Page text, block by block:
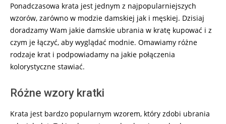
Ponadczasowa krata jest jednym z najpopularniejszych
wzorów, zarówno w modzie damskiej jak i męskiej. Dzisiaj
doradzamy Wam jakie damskie ubrania w kratę kupować i z
czym je łączyć, aby wyglądać modnie. Omawiamy różne
rodzaje krat i podpowiadamy na jakie połączenia
kolorystyczne stawiać.
Różne wzory kratki
Krata jest bardzo popularnym wzorem, który zdobi ubrania